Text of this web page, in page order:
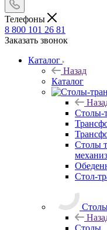
Телефоны
8 800 101 26 81
Заказать звонок
Каталог
Назад
Каталог
Столы-
Столы
Стол-
Столы